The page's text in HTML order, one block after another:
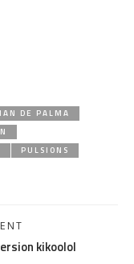
DE PALMA
PULSIONS
kikoolol